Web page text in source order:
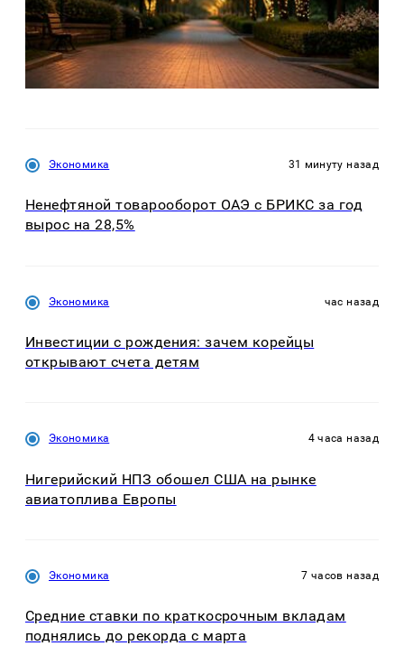
Экономика 31 минуту назад
Ненефтяной товарооборот ОАЭ с БРИКС за год
вырос на 28,5%
Экономика час назад
Инвестиции с рождения: зачем корейцы
открывают счета детям
Экономика 4 часа назад
Нигерийский НПЗ обошел США на рынке
авиатоплива Европы
Экономика 7 часов назад
Средние ставки по краткосрочным вкладам
поднялись до рекорда с марта